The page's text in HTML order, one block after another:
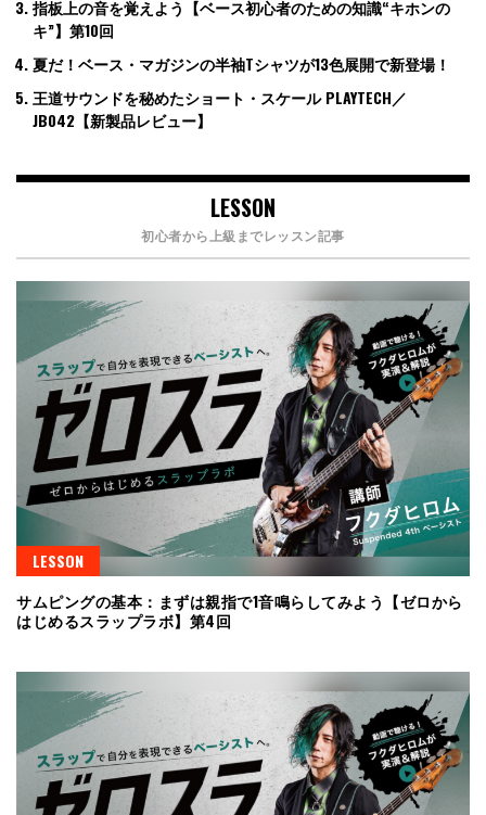
指板上の音を覚えよう【ベース初心者のための知識“キホンの
キ”】第10回
夏だ！ベース・マガジンの半袖Tシャツが13色展開で新登場！
王道サウンドを秘めたショート・スケール PLAYTECH／
JB042【新製品レビュー】
LESSON
初心者から上級までレッスン記事
LESSON
サムピングの基本：まずは親指で1音鳴らしてみよう【ゼロから
はじめるスラップラボ】第4回